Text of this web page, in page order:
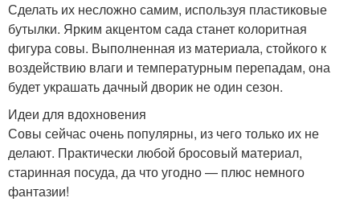
Сделать их несложно самим, используя пластиковые
бутылки. Ярким акцентом сада станет колоритная
фигура совы. Выполненная из материала, стойкого к
воздействию влаги и температурным перепадам, она
будет украшать дачный дворик не один сезон.
Идеи для вдохновения
Совы сейчас очень популярны, из чего только их не
делают. Практически любой бросовый материал,
старинная посуда, да что угодно — плюс немного
фантазии!